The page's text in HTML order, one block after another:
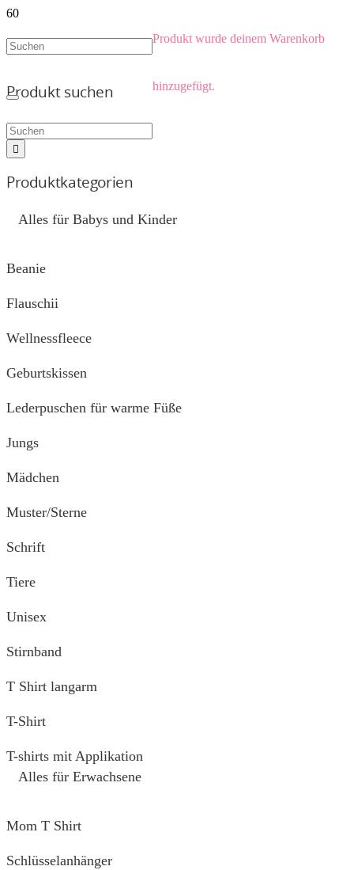
Produkt wurde deinem Warenkorb
hinzugefügt.
Produkt suchen
Produktkategorien
Alles für Babys und Kinder
Beanie
Flauschii
Wellnessfleece
Geburtskissen
Lederpuschen für warme Füße
Jungs
Mädchen
Muster/Sterne
Schrift
Tiere
Unisex
Stirnband
T Shirt langarm
T-Shirt
T-shirts mit Applikation
Alles für Erwachsene
Mom T Shirt
Schlüsselanhänger